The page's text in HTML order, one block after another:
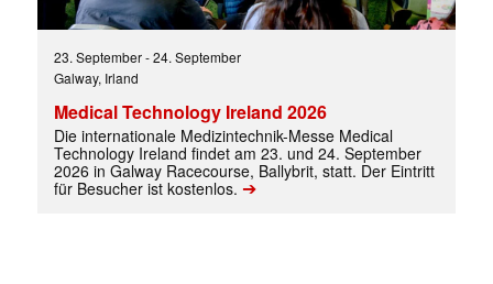
✕
23. September-24. September
Galway, Irland
Medical Technology Ireland 2026
Die internationale Medizintechnik-Messe Medical
Technology Ireland findet am 23. und 24. September
2026 in Galway Racecourse, Ballybrit, statt. Der Eintritt
für Besucher ist kostenlos. ➔